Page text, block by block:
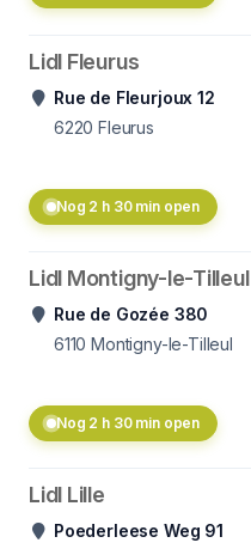
Lidl Fleurus
Rue de Fleurjoux 12
6220 Fleurus
Nog 2 h 30 min open
Lidl Montigny-le-Tilleul
Rue de Gozée 380
6110 Montigny-le-Tilleul
Nog 2 h 30 min open
Lidl Lille
Poederleese Weg 91